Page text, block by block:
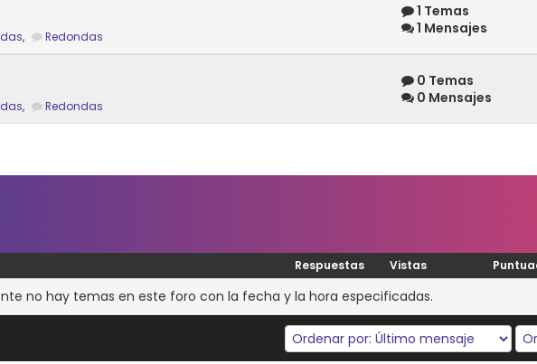
, Redondas
1 Temas
1 Mensajes
, Redondas
0 Temas
0 Mensajes
Respuestas Vistas
no hay temas en este foro con la fecha y la hora especificadas.